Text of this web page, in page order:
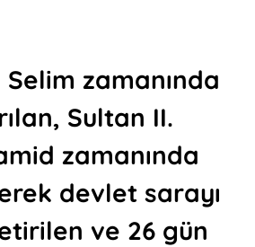
zamanında
Sultan II.
zamanında
devlet sarayı
ve 26 gün